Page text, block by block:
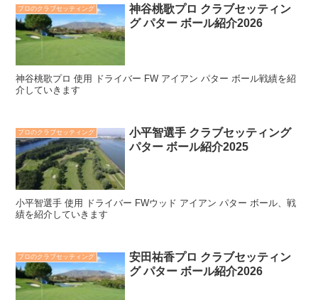
プロのクラブセッティング
神谷桃歌プロ クラブセッティン
グ パター ボール紹介2026
神谷桃歌プロ 使用 ドライバー FW アイアン パター ボール戦績を紹
介していきます
プロのクラブセッティング
小平智選手 クラブセッティング
パター ボール紹介2025
小平智選手 使用 ドライバー FWウッド アイアン パター ボール、戦
績を紹介していきます
プロのクラブセッティング
安田祐香プロ クラブセッティン
グ パター ボール紹介2026